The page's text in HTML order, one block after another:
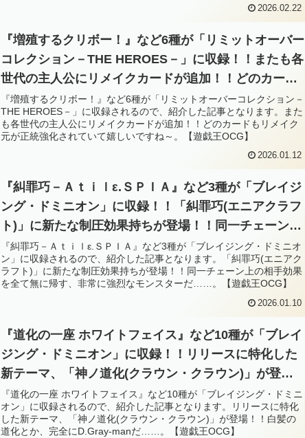
2026.02.22
『増殖するクリボー！』など6種が「リミットオーバー
コレクション－THE HEROES－」に収録！！またも各
世代の主人公にリメイクカードが追加！！どのカード
もリメイク元が正統強化されていて嬉しいですね～。
【遊戯王OCG】
『増殖するクリボー！』など6種が「リミットオーバーコレクション－
THE HEROES－」に収録されるので、紹介した記事となります。また
も各世代の主人公にリメイクカードが追加！！どのカードもリメイク
元が正統強化されていて嬉しいですね～。【遊戯王OCG】
2026.01.12
『糾罪巧－Ａｔｉｌε.ＳＰＩＡ』など3種が「ブレイジ
ング・ドミニオン」に収録！！「糾罪巧(エニアクラフ
ト)」に新たな制圧効果持ちが登場！！同一チェーン上
の相手効果を全て無に帰す、非常に強烈なモンスター
だ……。【遊戯王OCG】
『糾罪巧－Ａｔｉｌε.ＳＰＩＡ』など3種が「ブレイジング・ドミニオ
ン」に収録されるので、紹介した記事となります。「糾罪巧(エニアク
ラフト)」に新たな制圧効果持ちが登場！！同一チェーン上の相手効果
を全て無に帰す、非常に強烈なモンスターだ……。【遊戯王OCG】
2026.01.10
『道化の一座 ホワイトフェイス』など10種が「ブレイ
ジング・ドミニオン」に収録！！リリースに特化した
新テーマ、「神ノ道化(クラウン・クラウン)」が登
場！！白髪の道化とか、完全にD.Gray-manだ……。
【遊戯王OCG】
『道化の一座 ホワイトフェイス』など10種が「ブレイジング・ドミニ
オン」に収録されるので、紹介した記事となります。リリースに特化
した新テーマ、「神ノ道化(クラウン・クラウン)」が登場！！白髪の
道化とか、完全にD.Gray-manだ……。【遊戯王OCG】